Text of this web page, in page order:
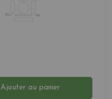
Ajouter au panier